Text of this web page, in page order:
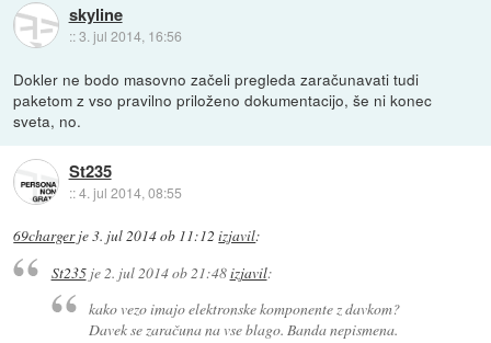
skyline
::3. jul 2014, 16:56
Dokler ne bodo masovno začeli pregleda zaračunavati tudi
paketom z vso pravilno priloženo dokumentacijo, še ni konec
sveta, no.
St235
::4. jul 2014, 08:55
69chargerje3. jul 2014 ob 11:12 izjavil:
St235je2. jul 2014 ob 21:48izjavil:
kako vezo imajo elektronske komponente z davkom?
Davek se zaračuna na vse blago. Banda nepismena.